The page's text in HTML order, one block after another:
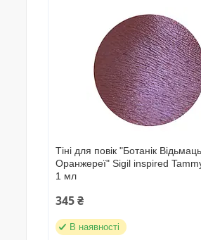
Тіні для повік "Ботанік
Оранжереї" Sigil inspired
1 мл
345 ₴
В наявності